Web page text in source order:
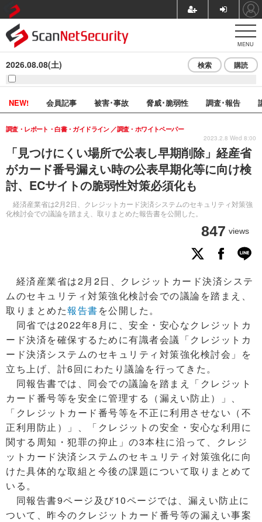
MENU
2026.08.08(土) 検索 購読
NEW! 会員記事 被害･事故 脅威･脆弱性 調査･報告
「見つけにくい場所で公表し早期削除」経産省
がカード番号漏えい時の公表早期化等に向け検
討、ECサイトの脆弱性対策必須化も
経済産業省は2月2日、クレジットカード決済システムのセキュリティ対策強
化検討会での議論を踏まえ、取りまとめた報告書を公開した。
調査・レポート・白書・ガイドライン 調査・ホワイトペーパー
847 views
2023.2.8 Wed 8:00
経済産業省は2月2日、クレジットカード決済システ
ムのセキュリティ対策強化検討会での議論を踏まえ、
取りまとめた報告書を公開した。
同省では2022年8月に、安全・安心なクレジットカ
ード決済を確保するために有識者会議「クレジットカ
ード決済システムのセキュリティ対策強化検討会」を
立ち上げ、計6回にわたり議論を行ってきた。
同報告書では、同会での議論を踏まえ「クレジット
カード番号等を安全に管理する（漏えい防止）」、
「クレジットカード番号等を不正に利用させない（不
正利用防止）」、「クレジットの安全・安心な利用に
関する周知・犯罪の抑止」の3本柱に沿って、クレジ
ットカード決済システムのセキュリティ対策強化に向
けた具体的な取組と今後の課題について取りまとめて
いる。
同報告書9ページ及び10ページでは、漏えい防止に
ついて、昨今のクレジットカード番号等の漏えい事案